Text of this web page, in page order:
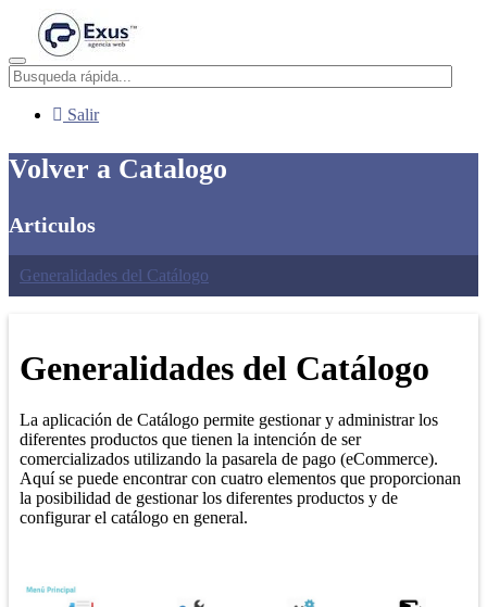
Menú
Salir
Volver a Catalogo
Articulos
Generalidades del Catálogo
Generalidades del Catálogo
La aplicación de Catálogo permite gestionar y administrar los
diferentes productos que tienen la intención de ser
comercializados utilizando la pasarela de pago (eCommerce).
Aquí se puede encontrar con cuatro elementos que proporcionan
la posibilidad de gestionar los diferentes productos y de
configurar el catálogo en general.